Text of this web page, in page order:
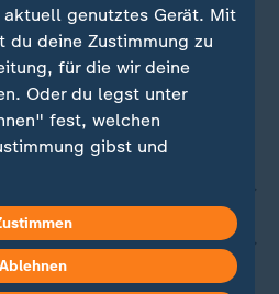
genutztes Gerät. Mit
deine Zustimmung zu
für die wir deine
Oder du legst unter
fest, welchen
gibst und
widerrufen oder ändern.
Ablehnen